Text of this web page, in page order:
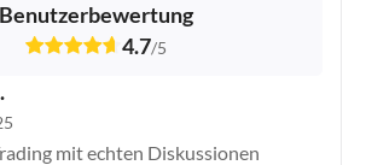
Brokers
Benutzerbewertung
4.7/5
mit echten Diskussionen